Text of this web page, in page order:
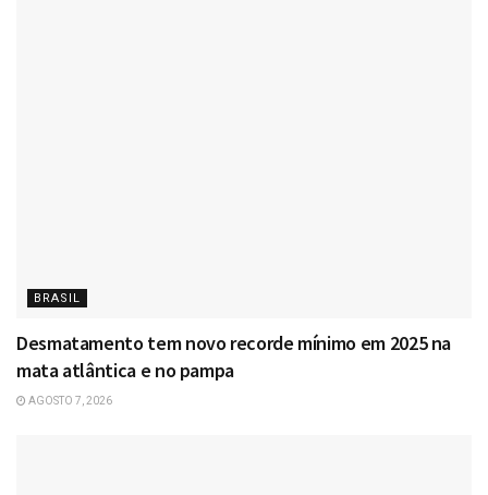
BRASIL
Desmatamento tem novo recorde mínimo em 2025 na
mata atlântica e no pampa
AGOSTO 7, 2026